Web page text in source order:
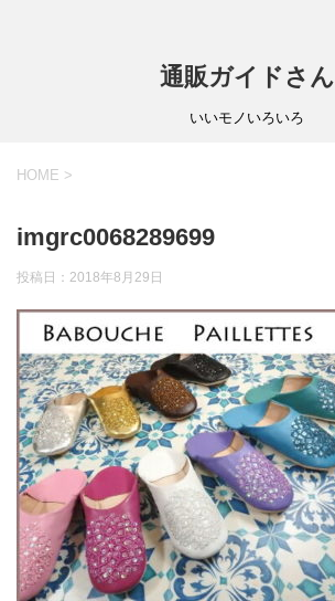
通販ガイドさん
いいモノいろいろ
HOME >
imgrc0068289699
投稿日： 2018年8月29日